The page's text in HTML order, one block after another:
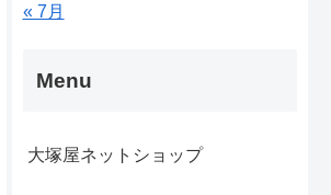
« 7月
Menu
大塚屋ネットショップ